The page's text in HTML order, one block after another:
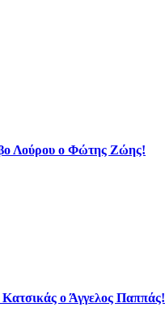
Λούρου ο Φώτης Ζώης!
ο Άγγελος Παππάς!